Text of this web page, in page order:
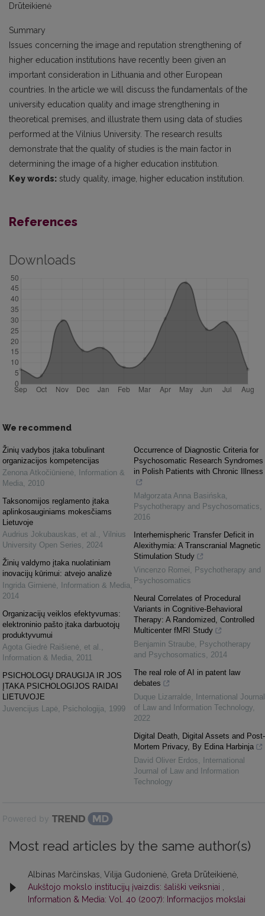
Drūteikienė
Summary
Issues concerning the image and reputation strengthening of
higher education institutions have recently been given an
important consideration in Lithuania and other European
countries. In the article we will discuss the fundamentals of the
university education quality and image strengthening in
theoretical premises, and illustrate them using data of studies
performed at the Vilnius University. The research results
demonstrate that the quality of studies is the main factor in
determining the image of a higher education institution.
Key words: study quality, image, higher education institution.
References
Downloads
We recommend
Žinių vadybos įtaka tobulinant
organizacijos kompetencijas
Zenona Atkočiūnienė,
Information &
Media, 2010
Taksonomijos reglamento įtaka
aplinkosauginiams mokesčiams
Lietuvoje
Audrius Jokubauskas, et al. , Vilnius
University Open Series, 2024
Žinių valdymo įtaka nuolatiniam
inovacijų kūrimui: atvejo analizė
Ingrida Girnienė, Information & Media,
2014
Organizacijų veiklos efektyvumas:
elektroninio pašto įtaka darbuotojų
produktyvumui
Agota Giedrė Raišienė, et al. ,
Information & Media, 2011
PSICHOLOGŲ DRAUGIJA IR JOS
ĮTAKA PSICHOLOGIJOS RAIDAI
LIETUVOJE
Juvencijus Lapė, Psichologija, 1999
Occurrence of Diagnostic Criteria for
Psychosomatic Research Syndromes
in Polish Patients with Chronic Illness
Małgorzata Anna Basińska,
Psychotherapy and Psychosomatics,
2016
Interhemispheric Transfer Deficit in
Alexithymia: A Transcranial Magnetic
Stimulation Study
Vincenzo Romei, Psychotherapy and
Psychosomatics
Neural Correlates of Procedural
Variants in Cognitive-Behavioral
Therapy: A Randomized, Controlled
Multicenter fMRI Study
Benjamin Straube, Psychotherapy
and Psychosomatics, 2014
The real role of AI in patent law
debates
Duque Lizarralde,
International Journal
of Law and Information Technology,
2022
Digital Death, Digital Assets and Post-
Mortem Privacy, By Edina Harbinja
David Oliver Erdos,
International
Journal of Law and Information
Technology
Powered by
Most read articles by the same author(s)
Albinas Marčinskas, Vilija Gudonienė, Greta Drūteikienė,
Aukštojo mokslo institucijų įvaizdis: šališki veiksniai
Information & Media: Vol. 40 (2007): Informacijos mokslai